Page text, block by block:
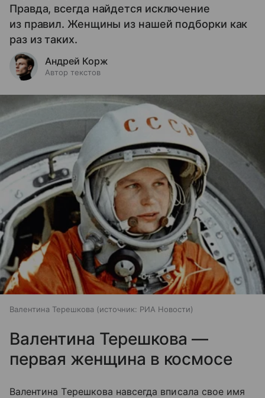
Правда, всегда найдется исключение
из правил. Женщины из нашей подборки как
раз из таких.
Андрей Корж
Автор текстов
Валентина Терешкова источник: РИА Новости
Валентина Терешкова —
первая женщина в космосе
Валентина Терешкова навсегда вписала свое имя